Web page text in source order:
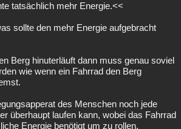
tatsächlich mehr Energie.<<
sollte den mehr Energie aufgebracht
Berg hinuterläuft dann muss genau soviel
wie wenn ein Fahrrad den Berg
des Menschen noch jede
überhaupt laufen kann, wobei das Fahrrad
Energie benötigt um zu rollen.